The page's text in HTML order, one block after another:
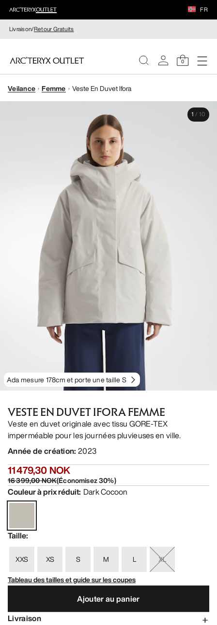
FR
Livraison/Retour Gratuits
0
FEMME
Veilance Femme Veste En Duvet Ifora
Ada mesure 178cm et porte une taille S
1 / 10
VESTE EN DUVET IFORA FEMME
Veste en duvet originale avec tissu GORE-TEX
imperméable pour les journées pluvieuses en ville.
Année de création: 2023
11 479,30 NOK
16 399,00 NOK(Économisez30%)
Couleur à prix réduit: Dark Cocoon
Taille:
XXS XS S M L
XL
Tableau des tailles et guide sur les coupes
Ajouter au panier
Livraison